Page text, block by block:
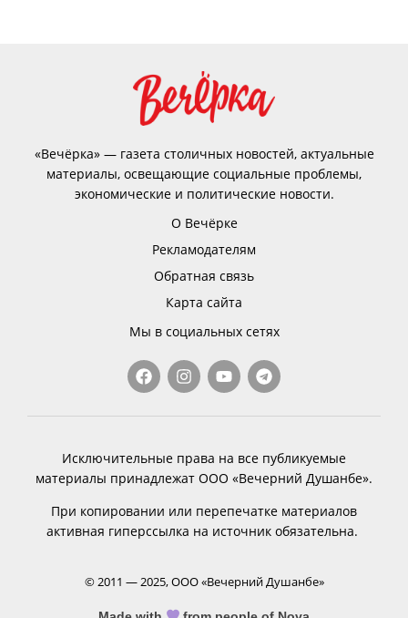
«Вечёрка» — газета столичных новостей, актуальные
материалы, освещающие социальные проблемы,
экономические и политические новости.
О Вечёрке
Рекламодателям
Обратная связь
Карта сайта
Мы в социальных сетях
Исключительные права на все публикуемые
материалы принадлежат ООО «Вечерний Душанбе».
При копировании или перепечатке материалов
активная гиперссылка на источник обязательна.
© 2011 — 2025, ООО «Вечерний Душанбе»